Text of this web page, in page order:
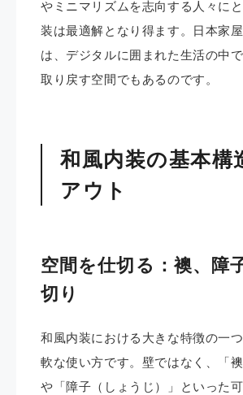
やミニマリズムを志向する人々に
装は最適解となり得ます。日本家
は、デジタルに囲まれた生活の中
取り戻す空間でもあるのです。
和風内装の基本構
アウト
空間を仕切る：襖、障
切り
和風内装における大きな特徴の一
軟な使い方です。壁ではなく、「襖
や「障子（しょうじ）」といった